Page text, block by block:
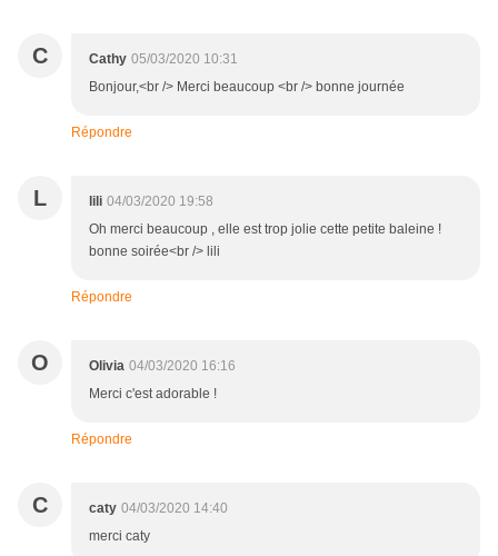
C Cathy 05/03/2020 10:31
Bonjour,<br /> Merci beaucoup <br /> bonne journée
Répondre
L lili 04/03/2020 19:58
Oh merci beaucoup , elle est trop jolie cette petite baleine !
bonne soirée<br /> lili
Répondre
O Olivia 04/03/2020 16:16
Merci c'est adorable !
Répondre
C caty 04/03/2020 14:40
merci caty